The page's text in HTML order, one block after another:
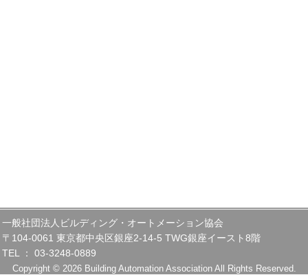
一般社団法人ビルディング・オートメーション協会
〒104-0061 東京都中央区銀座2-14-5 TWG銀座イースト8階
TEL ： 03-3248-0889
Copyright © 2026 Building Automation Association All Rights Reserved.